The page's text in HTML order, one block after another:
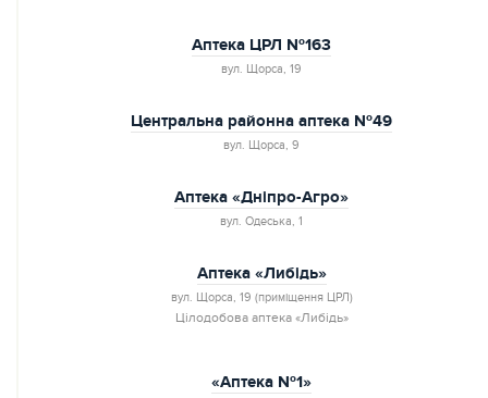
Аптека ЦРЛ №163
вул. Щорса, 19
Центральна районна аптека №49
вул. Щорса, 9
Аптека «Дніпро-Агро»
вул. Одеська, 1
Аптека «Либідь»
вул. Щорса, 19 (приміщення ЦРЛ)
Цілодобова аптека «Либідь»
«Аптека №1»